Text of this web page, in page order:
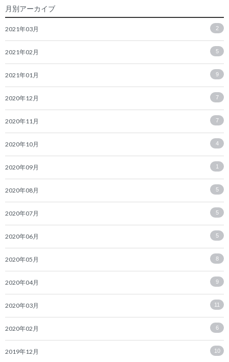
月別アーカイブ
2021年03月 2
2021年02月 5
2021年01月 9
2020年12月 7
2020年11月 7
2020年10月 4
2020年09月 1
2020年08月 5
2020年07月 5
2020年06月 5
2020年05月 8
2020年04月 9
2020年03月 11
2020年02月 6
2019年12月 10